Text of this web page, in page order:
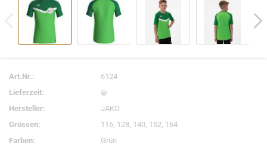
Art.Nr.:
6124
Lieferzeit:
Hersteller:
JAKO
Grössen:
116, 128, 140, 152, 164
Farben:
Grün